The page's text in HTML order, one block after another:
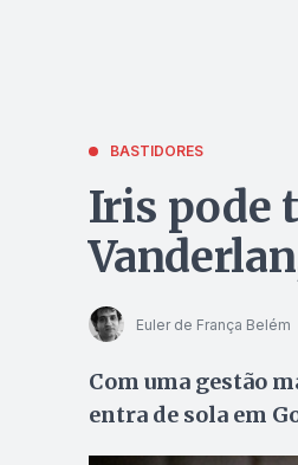
BASTIDORES
Iris pode
Euler de França Belém
Com uma gestão
entra de sola em